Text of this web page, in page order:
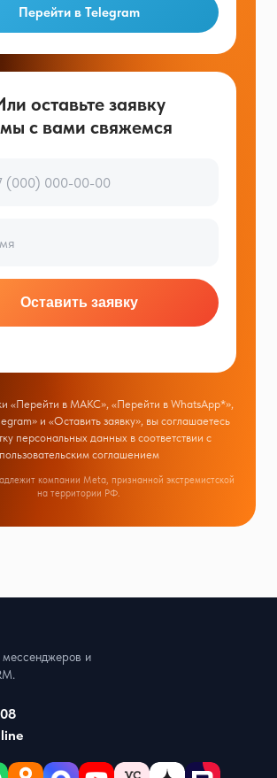
Перейти в Telegram
оставьте заявку
с вами свяжемся
Оставить заявку
«Перейти в МАКС», «Перейти в WhatsApp*»,
и «Оставить заявку», вы соглашаетесь
персональных данных в соответствии с
пользовательским соглашением
компании Meta, признанной экстремистской
на территории РФ.
и